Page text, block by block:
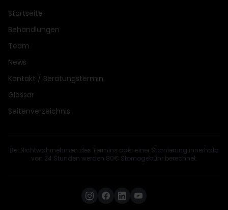
Startseite
Behandlungen
Team
News
Kontakt / Beratungstermin
Glossar
Seitenverzeichnis
Bei Nichtwahrnehmen des Termins oder einer Stornierung innerhalb
von 24 Stunden werden 80€ Stornogebühr berechnet.